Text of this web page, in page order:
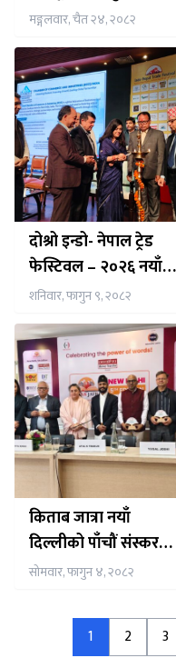
मङ्गलवार, चैत २४, २०८२
दोश्रो इन्डो- नेपाल ट्रेड
फेस्टिवल – २०२६ नयाँ
दिल्लीमा शुक्रबार देखि
सुरु
शनिवार, फागुन ९, २०८२
किताब जात्रा नयाँ
दिल्लीको पाँचौं संस्करण
आइतबार सम्पन्न
सोमवार, फागुन ४, २०८२
1 2 3